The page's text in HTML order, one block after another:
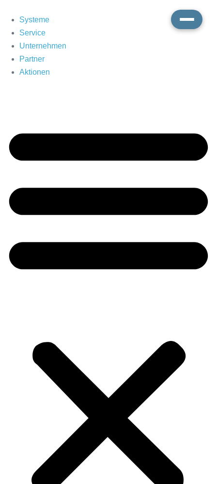
content
Systeme
Service
Unternehmen
Partner
Aktionen